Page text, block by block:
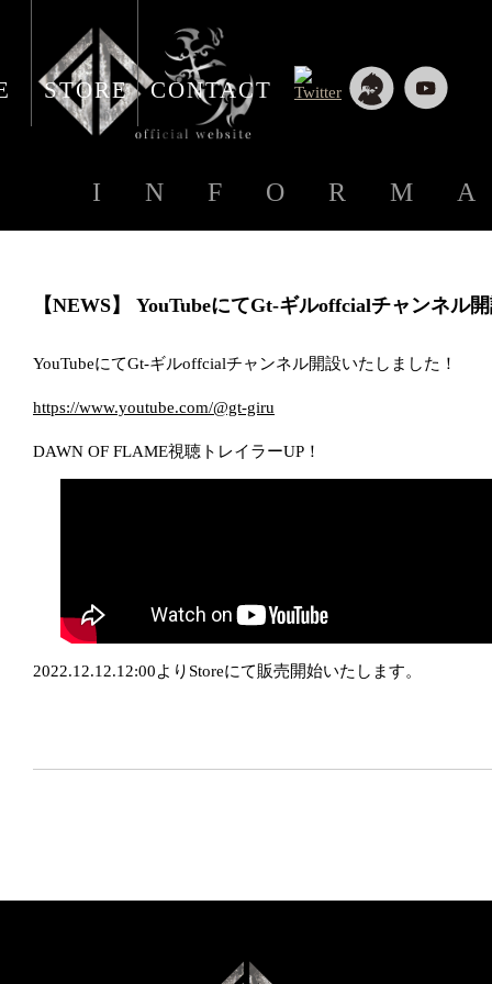
STORE CONTACT
【NEWS】 YouTubeにてGt-ギルoffcialチャンネル
YouTubeにてGt-ギルoffcialチャンネル開設いたしました！
https://www.youtube.com/@gt-giru
DAWN OF FLAME視聴トレイラーUP！
2022.12.12.12:00よりStoreにて販売開始いたします。